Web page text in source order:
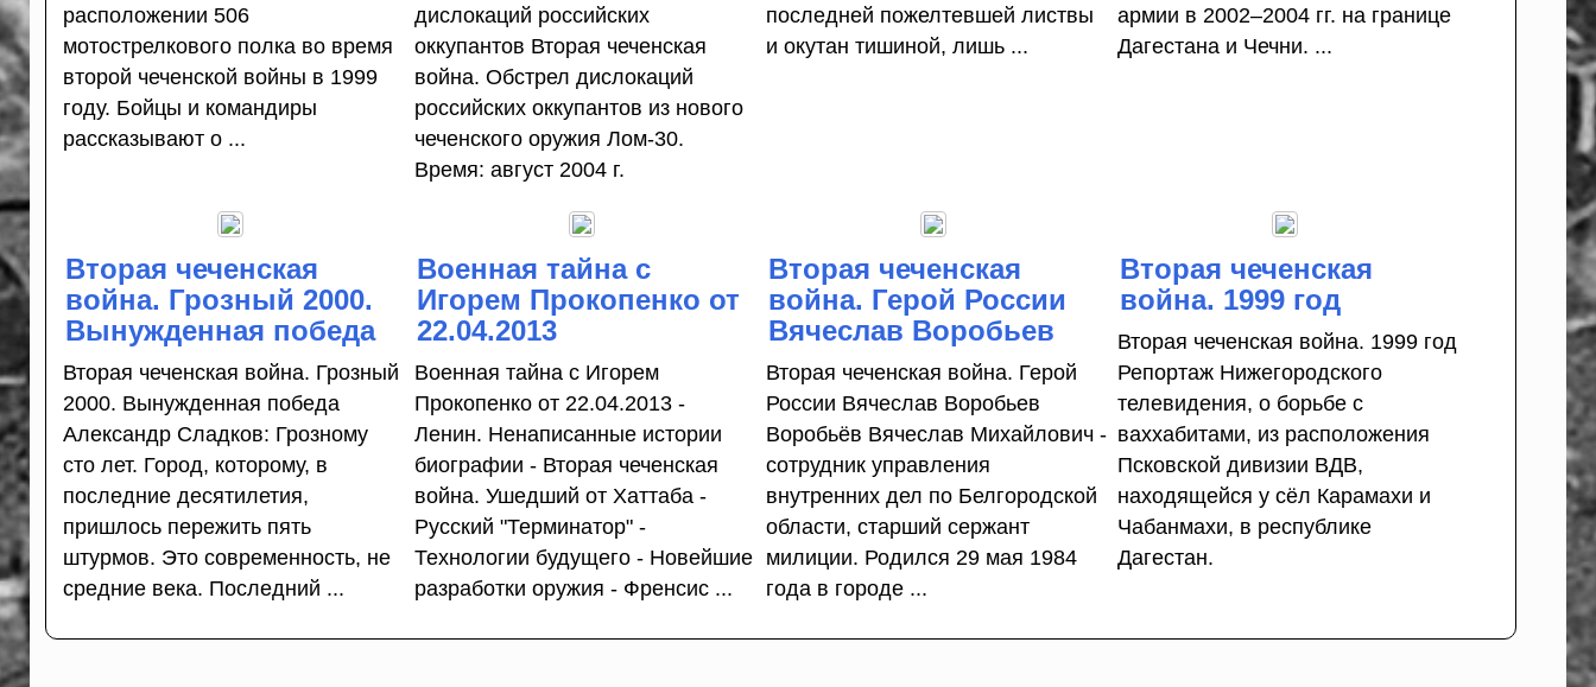
расположении 506
мотострелкового полка во время
второй чеченской войны в 1999
году. Бойцы и командиры
рассказывают о ...
дислокаций российских
оккупантов Вторая чеченская
война. Обстрел дислокаций
российских оккупантов из нового
чеченского оружия Лом-30.
Время: август 2004 г.
последней пожелтевшей листвы
и окутан тишиной, лишь ...
армии в 2002–2004 гг. на границе
Дагестана и Чечни. ...
Вторая чеченская
война. Грозный 2000.
Вынужденная победа
Вторая чеченская война. Грозный
2000. Вынужденная победа
Александр Сладков: Грозному
сто лет. Город, которому, в
последние десятилетия,
пришлось пережить пять
штурмов. Это современность, не
средние века. Последний ...
Военная тайна с
Игорем Прокопенко от
22.04.2013
Военная тайна с Игорем
Прокопенко от 22.04.2013 -
Ленин. Ненаписанные истории
биографии - Вторая чеченская
война. Ушедший от Хаттаба -
Русский "Терминатор" -
Технологии будущего - Новейшие
разработки оружия - Френсис ...
Вторая чеченская
война. Герой России
Вячеслав Воробьев
Вторая чеченская война. Герой
России Вячеслав Воробьев
Воробьёв Вячеслав Михайлович -
сотрудник управления
внутренних дел по Белгородской
области, старший сержант
милиции. Родился 29 мая 1984
года в городе ...
Вторая чеченская
война. 1999 год
Вторая чеченская война. 1999 год
Репортаж Нижегородского
телевидения, о борьбе с
ваххабитами, из расположения
Псковской дивизии ВДВ,
находящейся у сёл Карамахи и
Чабанмахи, в республике
Дагестан.